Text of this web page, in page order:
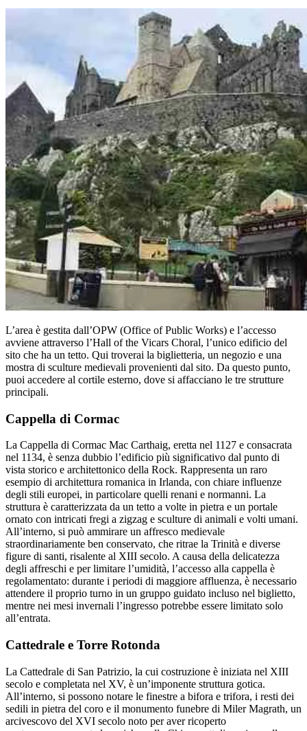
L’area è gestita dall’OPW (Office of Public Works) e l’accesso
avviene attraverso l’Hall of the Vicars Choral, l’unico edificio del
sito che ha un tetto. Qui troverai la biglietteria, un negozio e una
mostra di sculture medievali provenienti dal sito. Da questo punto,
puoi accedere al cortile esterno, dove si affacciano le tre strutture
principali.
Cappella di Cormac
La Cappella di Cormac Mac Carthaig, eretta nel 1127 e consacrata
nel 1134, è senza dubbio l’edificio più significativo dal punto di
vista storico e architettonico della Rock. Rappresenta un raro
esempio di architettura romanica in Irlanda, con chiare influenze
degli stili europei, in particolare quelli renani e normanni. La
struttura è caratterizzata da un tetto a volte in pietra e un portale
ornato con intricati fregi a zigzag e sculture di animali e volti umani.
All’interno, si può ammirare un affresco medievale
straordinariamente ben conservato, che ritrae la Trinità e diverse
figure di santi, risalente al XIII secolo. A causa della delicatezza
degli affreschi e per limitare l’umidità, l’accesso alla cappella è
regolamentato: durante i periodi di maggiore affluenza, è necessario
attendere il proprio turno in un gruppo guidato incluso nel biglietto,
mentre nei mesi invernali l’ingresso potrebbe essere limitato solo
all’entrata.
Cattedrale e Torre Rotonda
La Cattedrale di San Patrizio, la cui costruzione è iniziata nel XIII
secolo e completata nel XV, è un’imponente struttura gotica.
All’interno, si possono notare le finestre a bifora e trifora, i resti dei
sedili in pietra del coro e il monumento funebre di Miler Magrath, un
arcivescovo del XVI secolo noto per aver ricoperto